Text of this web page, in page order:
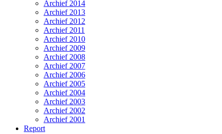
Archief 2014
Archief 2013
Archief 2012
Archief 2011
Archief 2010
Archief 2009
Archief 2008
Archief 2007
Archief 2006
Archief 2005
Archief 2004
Archief 2003
Archief 2002
Archief 2001
Report